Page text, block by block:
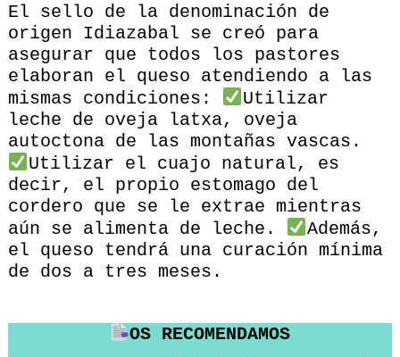
El sello de la denominación de
origen Idiazabal se creó para
asegurar que todos los pastores
elaboran el queso atendiendo a las
mismas condiciones:
Utilizar
leche de oveja latxa, oveja
autoctona de las montañas vascas.
Utilizar el cuajo natural, es
decir, el propio estomago del
cordero que se le extrae mientras
aún se alimenta de leche.
Además,
el queso tendrá una curación mínima
de dos a tres meses.
OS RECOMENDAMOS